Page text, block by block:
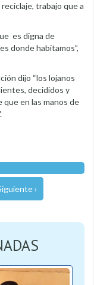
trabajo que a
es digna de
donde habitamos”,
dijo “los lojanos
decididos y
en las manos de
›